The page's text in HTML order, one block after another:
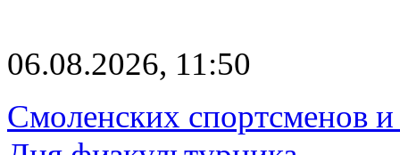
06.08.2026, 11:50
Смоленских спортсменов